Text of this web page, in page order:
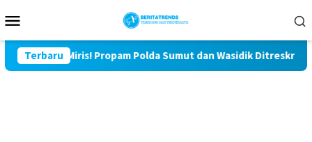
ke
Mobile
Terbaru
Miris! Propam Polda Sumut dan Wasidik Ditreskrimum